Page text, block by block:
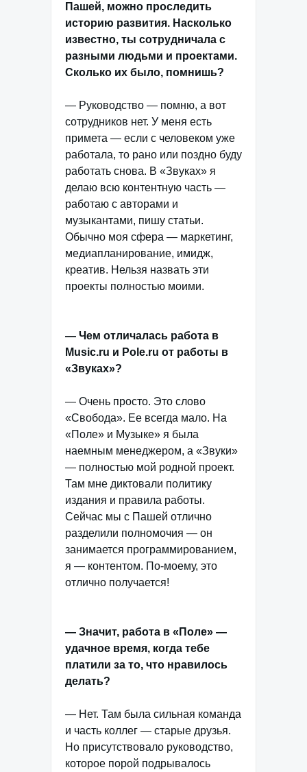
Пашей, можно проследить
историю развития. Насколько
известно, ты сотрудничала с
разными людьми и проектами.
Сколько их было, помнишь?
— Руководство — помню, а вот
сотрудников нет. У меня есть
примета — если с человеком уже
работала, то рано или поздно буду
работать снова. В «Звуках» я
делаю всю контентную часть —
работаю с авторами и
музыкантами, пишу статьи.
Обычно моя сфера — маркетинг,
медиапланирование, имидж,
креатив. Нельзя назвать эти
проекты полностью моими.
— Чем отличалась работа в
Music.ru и Pole.ru от работы в
«Звуках»?
— Очень просто. Это слово
«Свобода». Ее всегда мало. На
«Поле» и Музыке» я была
наемным менеджером, а «Звуки»
— полностью мой родной проект.
Там мне диктовали политику
издания и правила работы.
Сейчас мы с Пашей отлично
разделили полномочия — он
занимается программированием,
я — контентом. По-моему, это
отлично получается!
— Значит, работа в «Поле» —
удачное время, когда тебе
платили за то, что нравилось
делать?
— Нет. Там была сильная команда
и часть коллег — старые друзья.
Но присутствовало руководство,
которое порой подрывалось